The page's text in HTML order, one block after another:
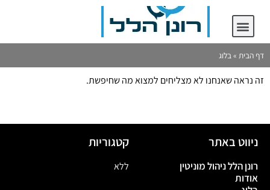
דף הבית »בלוג
זה נראה שאנחנו לא מצליחים למצוא מה שחיפשת.
ניווט באתר
רונן הלל ניהול מוניטין
אודות
קטגוריות
ללא